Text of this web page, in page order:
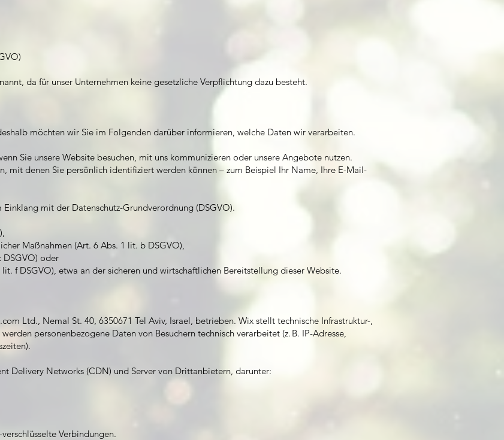
da für unser Unternehmen keine gesetzliche Verpflichtung dazu besteht.
möchten wir Sie im Folgenden darüber informieren, welche Daten wir verarbeiten.
Sie unsere Website besuchen, mit uns kommunizieren oder unsere Angebote nutzen.
mit denen Sie persönlich identifiziert werden können – zum Beispiel Ihr Name, Ihre E-Mail-
mit der Datenschutz-Grundverordnung (DSGVO).
Maßnahmen (Art. 6 Abs. 1 lit. b DSGVO),
DSGVO) oder
f DSGVO), etwa an der sicheren und wirtschaftlichen Bereitstellung dieser Website.
Ltd., Nemal St. 40, 6350671 Tel Aviv, Israel, betrieben. Wix stellt technische Infrastruktur-,
personenbezogene Daten von Besuchern technisch verarbeitet (z. B. IP-Adresse,
Delivery Networks (CDN) und Server von Drittanbietern, darunter:
Verbindungen.